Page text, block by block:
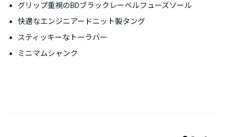
グリップ重視のBDブラックレーベルフューズソール
快適なエンジニアードニット製タング
スティッキーなトーラバー
ミニマムシャンク